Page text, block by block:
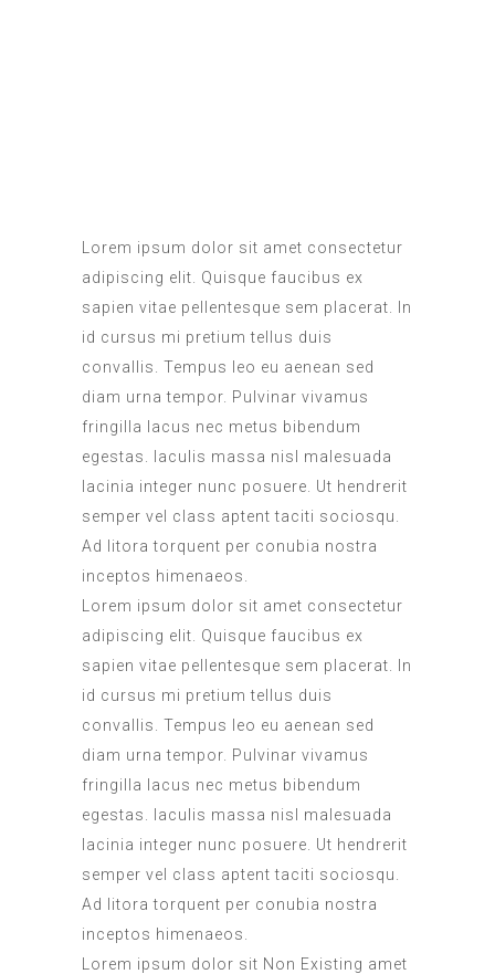
Lorem ipsum dolor sit amet consectetur
adipiscing elit. Quisque faucibus ex
sapien vitae pellentesque sem placerat. In
id cursus mi pretium tellus duis
convallis. Tempus leo eu aenean sed
diam urna tempor. Pulvinar vivamus
fringilla lacus nec metus bibendum
egestas. Iaculis massa nisl malesuada
lacinia integer nunc posuere. Ut hendrerit
semper vel class aptent taciti sociosqu.
Ad litora torquent per conubia nostra
inceptos himenaeos.
Lorem ipsum dolor sit amet consectetur
adipiscing elit. Quisque faucibus ex
sapien vitae pellentesque sem placerat. In
id cursus mi pretium tellus duis
convallis. Tempus leo eu aenean sed
diam urna tempor. Pulvinar vivamus
fringilla lacus nec metus bibendum
egestas. Iaculis massa nisl malesuada
lacinia integer nunc posuere. Ut hendrerit
semper vel class aptent taciti sociosqu.
Ad litora torquent per conubia nostra
inceptos himenaeos.
Lorem ipsum dolor sit Non Existing amet